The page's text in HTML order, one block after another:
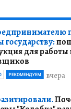
государству:
для работы
вчера
РЕКОМЕНДУЕМ